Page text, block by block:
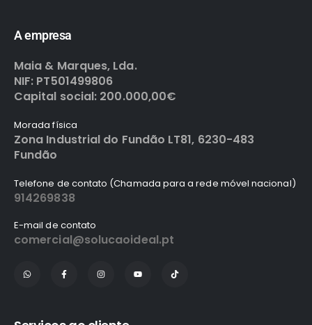
A empresa
Maia & Marques, Lda.
NIF: PT501499806
Capital social: 200.000,00€
Morada física
Zona Industrial do Fundão LT81, 6230-483
Fundão
Telefone de contato (Chamada para a rede móvel nacional)
914269838
E-mail de contato
comercial@solucaoideal.pt